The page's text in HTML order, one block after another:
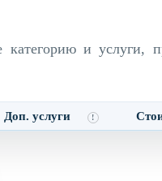
и услуги,
Доп. услуги !